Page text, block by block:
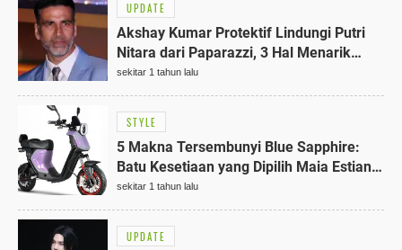
UPDATE
Akshay Kumar Protektif Lindungi Putri
Nitara dari Paparazzi, 3 Hal Menarik
dalam Insiden Ini
sekitar 1 tahun lalu
STYLE
5 Makna Tersembunyi Blue Sapphire:
Batu Kesetiaan yang Dipilih Maia Estianty
di Siraman Al Ghazali
sekitar 1 tahun lalu
UPDATE